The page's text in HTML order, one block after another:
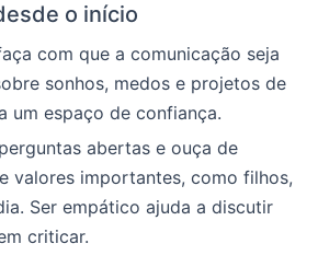
o início
com que a comunicação seja
sonhos, medos e projetos de
um espaço de confiança.
abertas e ouça de
valores importantes, como filhos,
Ser empático ajuda a discutir
criticar.